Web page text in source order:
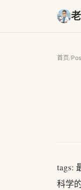
首页/
tags:
科学